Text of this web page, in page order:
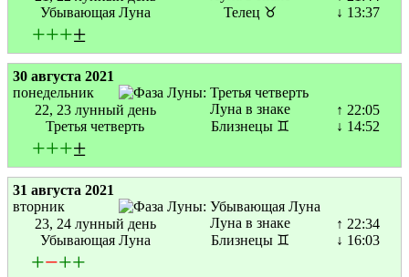
Убывающая Луна
Телец ♉
↓ 13:37
+++±
30 августа 2021
понедельник
22, 23 лунный день
Третья четверть
Луна в знаке
Близнецы ♊
↑ 22:05
↓ 14:52
+++±
31 августа 2021
вторник
23, 24 лунный день
Убывающая Луна
Луна в знаке
Близнецы ♊
↑ 22:34
↓ 16:03
+−++